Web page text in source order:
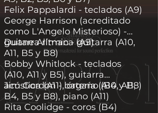
Felix Pappalardi - teclados (A9)
George Harrison (acreditado
como L'Angelo Misterioso) -
guitarra rítmica (A9)
Duane Allman - guitarra (A10,
A11, B5 y B8)
Bobby Whitlock - teclados
(A10, A11 y B5), guitarra
acústica (A11), órgano (B4 y B8)
Jim Gordon - batería (A10, A11,
B4, B5 y B8), piano (A11)
Rita Coolidge - coros (B4)